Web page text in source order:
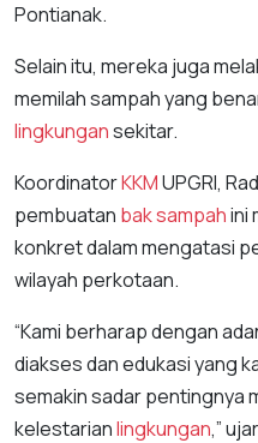
Pontianak.
Selain itu, mereka juga
memilah sampah yang
lingkungansekitar.
KoordinatorKKMUPGRI,
pembuatan bak sampahini
konkret dalam mengatasi
wilayah perkotaan.
“Kami berharap dengan
diakses dan edukasi yang
semakin sadar pentingnya
kelestarianlingkungan,” ujar